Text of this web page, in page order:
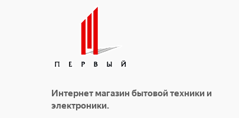
Интернет магазин бытовой техники и
электроники.